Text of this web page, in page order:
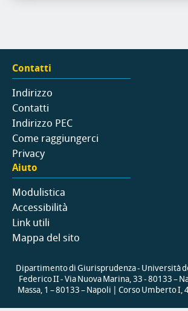
Contatti
Indirizzo
Contatti
Indirizzo PEC
Come raggiungerci
Privacy
Aiuto
Modulistica
Accessibilità
Link utili
Mappa del sito
Dipartimento di Giurisprudenza - Università
Federico II - Via Nuova Marina, 33 - 80133 –
Massa, 1 – 80133 – Napoli | Corso Umberto I,